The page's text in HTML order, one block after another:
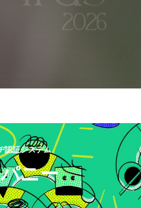
認証システム
ニー